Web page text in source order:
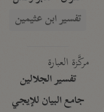
تفسير ابن عثيمين
مركَّزة العبارة
تفسير الجلالين
جامع البيان للإيجي